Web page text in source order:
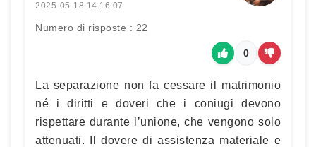
2025-05-18 14:16:07
Numero di risposte : 22
0
La separazione non fa cessare il matrimonio
né i diritti e doveri che i coniugi devono
rispettare durante l’unione, che vengono solo
attenuati. Il dovere di assistenza materiale e